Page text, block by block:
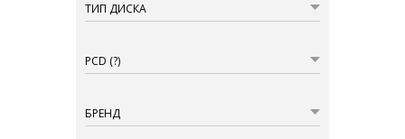
ТИП ДИСКА
PCD (?)
БРЕНД